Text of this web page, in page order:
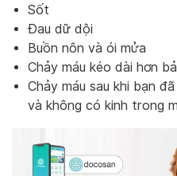
Sốt
Đau dữ dội
Buồn nôn và ói mửa
Chảy máu kéo dài hơn
Chảy máu sau khi bạn
và không có kinh trong